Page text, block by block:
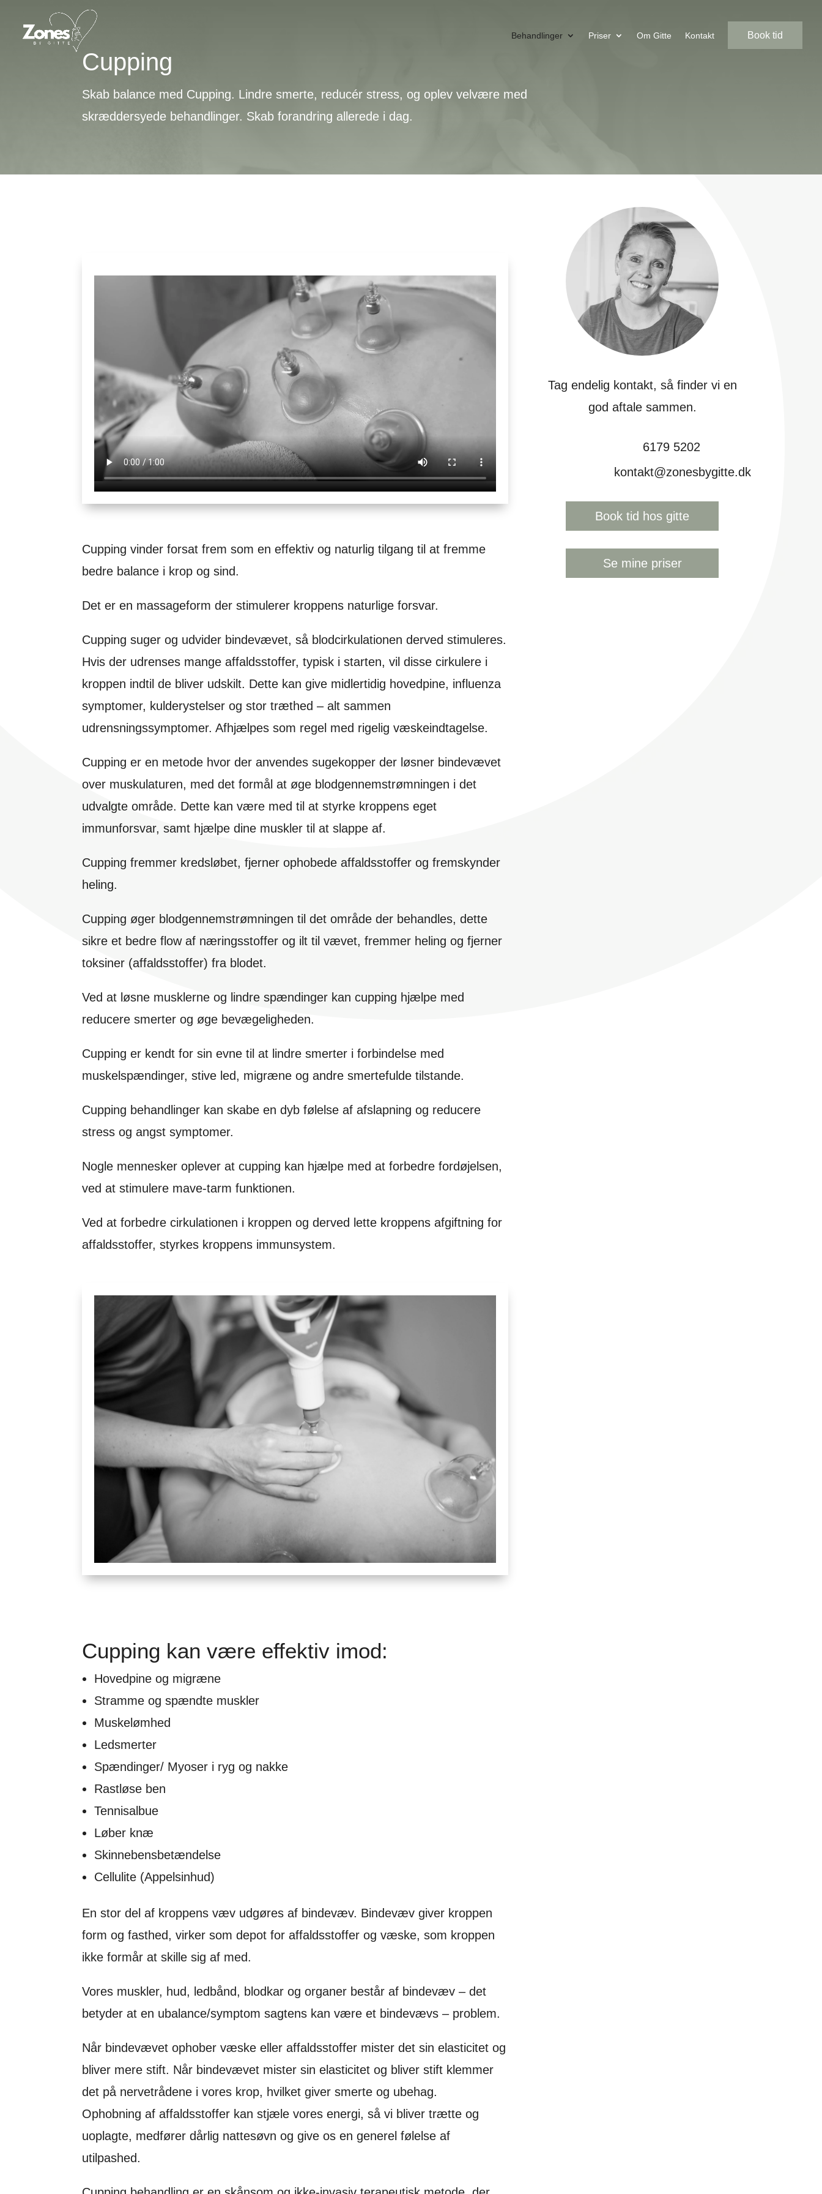
Behandlinger Priser Om Gitte Kontakt Book tid
Cupping
Skab balance med Cupping. Lindre smerte, reducér stress, og oplev velvære med
skræddersyede behandlinger. Skab forandring allerede i dag.
Cupping vinder forsat frem som en effektiv og naturlig tilgang til at fremme
bedre balance i krop og sind.
Det er en massageform der stimulerer kroppens naturlige forsvar.
Cupping suger og udvider bindevævet, så blodcirkulationen derved stimuleres.
Hvis der udrenses mange affaldsstoffer, typisk i starten, vil disse cirkulere i
kroppen indtil de bliver udskilt. Dette kan give midlertidig hovedpine, influenza
symptomer, kulderystelser og stor træthed – alt sammen
udrensningssymptomer. Afhjælpes som regel med rigelig væskeindtagelse.
Cupping er en metode hvor der anvendes sugekopper der løsner bindevævet
over muskulaturen, med det formål at øge blodgennemstrømningen i det
udvalgte område. Dette kan være med til at styrke kroppens eget
immunforsvar, samt hjælpe dine muskler til at slappe af.
Cupping fremmer kredsløbet, fjerner ophobede affaldsstoffer og fremskynder
heling.
Cupping øger blodgennemstrømningen til det område der behandles, dette
sikre et bedre flow af næringsstoffer og ilt til vævet, fremmer heling og fjerner
toksiner (affaldsstoffer) fra blodet.
Ved at løsne musklerne og lindre spændinger kan cupping hjælpe med
reducere smerter og øge bevægeligheden.
Cupping er kendt for sin evne til at lindre smerter i forbindelse med
muskelspændinger, stive led, migræne og andre smertefulde tilstande.
Cupping behandlinger kan skabe en dyb følelse af afslapning og reducere
stress og angst symptomer.
Nogle mennesker oplever at cupping kan hjælpe med at forbedre fordøjelsen,
ved at stimulere mave-tarm funktionen.
Ved at forbedre cirkulationen i kroppen og derved lette kroppens afgiftning for
affaldsstoffer, styrkes kroppens immunsystem.
Cupping kan være effektiv imod:
Hovedpine og migræne
Stramme og spændte muskler
Muskelømhed
Ledsmerter
Spændinger/ Myoser i ryg og nakke
Rastløse ben
Tennisalbue
Løber knæ
Skinnebensbetændelse
Cellulite (Appelsinhud)
En stor del af kroppens væv udgøres af bindevæv. Bindevæv giver kroppen
form og fasthed, virker som depot for affaldsstoffer og væske, som kroppen
ikke formår at skille sig af med.
Vores muskler, hud, ledbånd, blodkar og organer består af bindevæv – det
betyder at en ubalance/symptom sagtens kan være et bindevævs – problem.
Når bindevævet ophober væske eller affaldsstoffer mister det sin elasticitet og
bliver mere stift. Når bindevævet mister sin elasticitet og bliver stift klemmer
det på nervetrådene i vores krop, hvilket giver smerte og ubehag.
Ophobning af affaldsstoffer kan stjæle vores energi, så vi bliver trætte og
uoplagte, medfører dårlig nattesøvn og give os en generel følelse af
utilpashed.
Tag endelig kontakt, så finder vi en
god aftale sammen.
6179 5202
kontakt@zonesbygitte.dk
Book tid hos gitte
Se mine priser